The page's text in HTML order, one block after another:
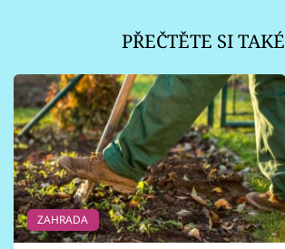
PŘEČTĚTE SI TAKÉ
ZAHRADA